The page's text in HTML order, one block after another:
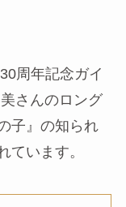
周年記念ガイ
さんのロング
子』の知られ
ています。